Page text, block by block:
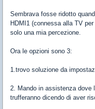
Sembrava fosse ridotto
HDMI1 (connessa alla TV
solo una mia percezione.
Ora le opzioni sono 3:
1.trovo soluzione da
2. Mando in assistenza dove
trufferanno dicendo di aver